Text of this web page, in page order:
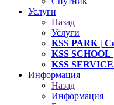
Услуги
Назад
Услуги
KSS PARK |
KSS SCHOOL
KSS SERVICE
Информация
Назад
Информация